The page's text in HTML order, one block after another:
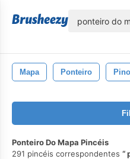
Mapa Ponteiro
Ponteiro Do Mapa Pincéis
291 pincéis correspondentes